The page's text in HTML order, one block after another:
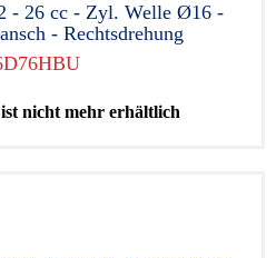
- 26 cc - Zyl. Welle Ø16 -
- Rechtsdrehung
nicht mehr erhältlich